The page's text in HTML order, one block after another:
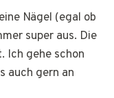
Nägel (egal ob
super aus. Die
Ich gehe schon
auch gern an